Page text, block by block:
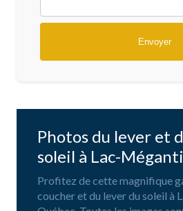
Photos du lever et
soleil à Lac-
Profitez de cette magnifique
coucher et du lever du soleil à